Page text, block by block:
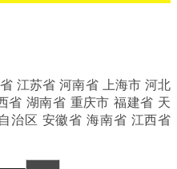
江苏省 河南省 上海市 河北
省 湖南省 重庆市 福建省 天
治区 安徽省 海南省 江西省